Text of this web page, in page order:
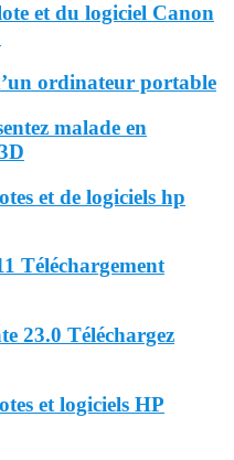
et du logiciel Canon
ordinateur portable
malade en
et de logiciels hp
Téléchargement
23.0 Téléchargez
et logiciels HP